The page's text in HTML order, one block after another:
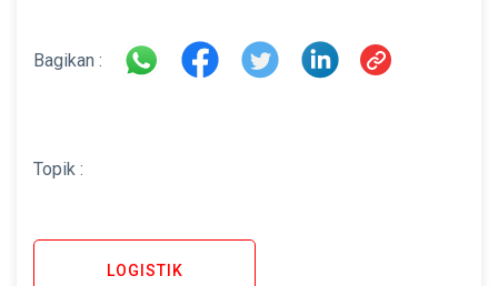
Bagikan :
Topik :
LOGISTIK